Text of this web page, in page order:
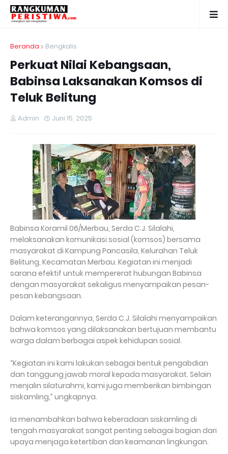
Beranda Bengkalis
Perkuat Nilai Kebangsaan,
Babinsa Laksanakan Komsos di
Teluk Belitung
Admin Juni 15, 2025
Babinsa Koramil 06/Merbau, Serda C.J. Silalahi,
melaksanakan komunikasi sosial (komsos) bersama
masyarakat di Kampung Pancasila, Kelurahan Teluk
Belitung, Kecamatan Merbau. Kegiatan ini menjadi
sarana efektif untuk mempererat hubungan Babinsa
dengan masyarakat sekaligus menyampaikan pesan-
pesan kebangsaan.
Dalam keterangannya, Serda C.J. Silalahi menyampaikan
bahwa komsos yang dilaksanakan bertujuan membantu
warga dalam berbagai aspek kehidupan sosial.
“Kegiatan ini kami lakukan sebagai bentuk pengabdian
dan tanggung jawab moral kepada masyarakat. Selain
menjalin silaturahmi, kami juga memberikan bimbingan
siskamling,” ungkapnya.
Ia menambahkan bahwa keberadaan siskamling di
tengah masyarakat sangat penting sebagai bagian dari
upaya menjaga ketertiban dan keamanan lingkungan.